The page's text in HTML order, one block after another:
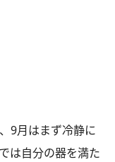
9月はまず冷静に
は自分の器を満た